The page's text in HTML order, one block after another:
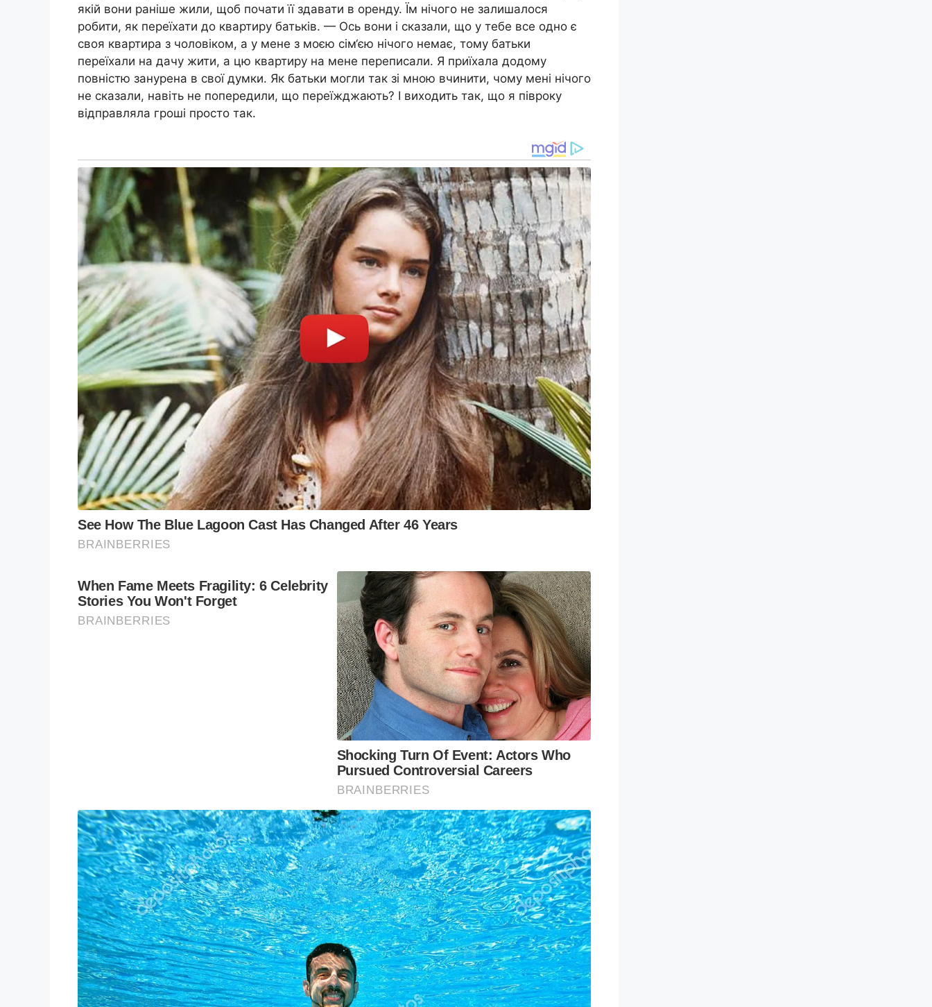
якій вони раніше жили, щоб почати її здавати в оренду. Їм нічого не залишалося
робити, як переїхати до квартиру батьків. — Ось вони і сказали, що у тебе все одно є
своя квартира з чоловіком, а у мене з моєю сім‘єю нічого немає, тому батьки
переїхали на дачу жити, а цю квартиру на мене переписали. Я приїхала додому
повністю занурена в свої думки. Як батьки могли так зі мною вчинити, чому мені нічого
не сказали, навіть не попередили, що переїжджають? І виходить так, що я півроку
відправляла гроші просто так.